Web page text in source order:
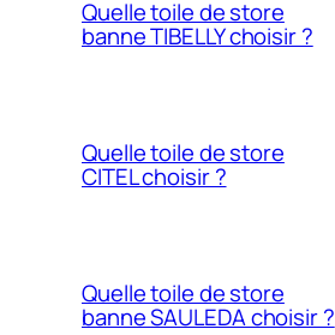
Quelle toile de store
banne TIBELLY choisir ?
Quelle toile de store
CITEL choisir ?
Quelle toile de store
banne SAULEDA choisir ?